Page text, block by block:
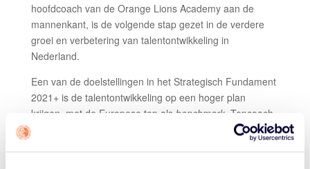
hoofdcoach van de Orange Lions Academy aan de
mannenkant, is de volgende stap gezet in de verdere
groei en verbetering van talentontwikkeling in
Nederland.
Een van de doelstellingen in het Strategisch Fundament
2021+ is de talentontwikkeling op een hoger plan
krijgen, met de Europese top als benchmark. Topcoach
Shivek, die Israëlische topclubs onder zijn hoede had en
in het verleden ook in Nederland en België werkte, zal